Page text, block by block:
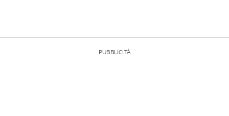
PUBBLICITÀ